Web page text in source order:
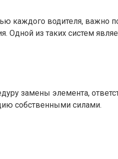
каждого водителя,
Одной из таких систем
замены элемента,
собственными силами.